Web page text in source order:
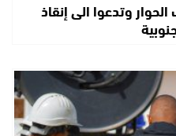
وتدعوا الى إنقاذ